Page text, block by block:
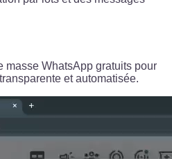
masse WhatsApp gratuits pour
et automatisée.